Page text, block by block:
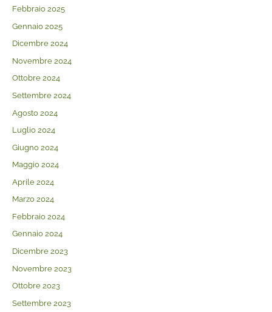
Febbraio 2025
Gennaio 2025
Dicembre 2024
Novembre 2024
Ottobre 2024
Settembre 2024
Agosto 2024
Luglio 2024
Giugno 2024
Maggio 2024
Aprile 2024
Marzo 2024
Febbraio 2024
Gennaio 2024
Dicembre 2023
Novembre 2023
Ottobre 2023
Settembre 2023